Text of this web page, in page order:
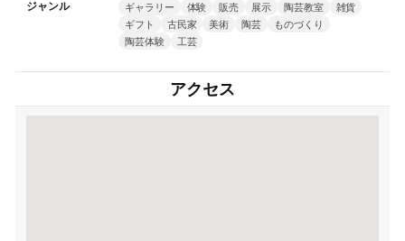
ジャンル ギャラリー 体験 販売 展示 陶芸教室
雑貨
ギフト
古民家 美術 陶芸
ものづくり
陶芸体験
工芸
アクセス